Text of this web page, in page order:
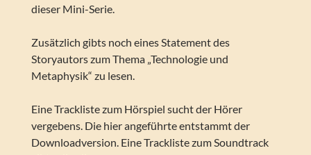
dieser Mini-Serie.
Zusätzlich gibts noch eines Statement des
Storyautors zum Thema „Technologie und
Metaphysik“ zu lesen.
Eine Trackliste zum Hörspiel sucht der Hörer
vergebens. Die hier angeführte entstammt der
Downloadversion. Eine Trackliste zum Soundtrack